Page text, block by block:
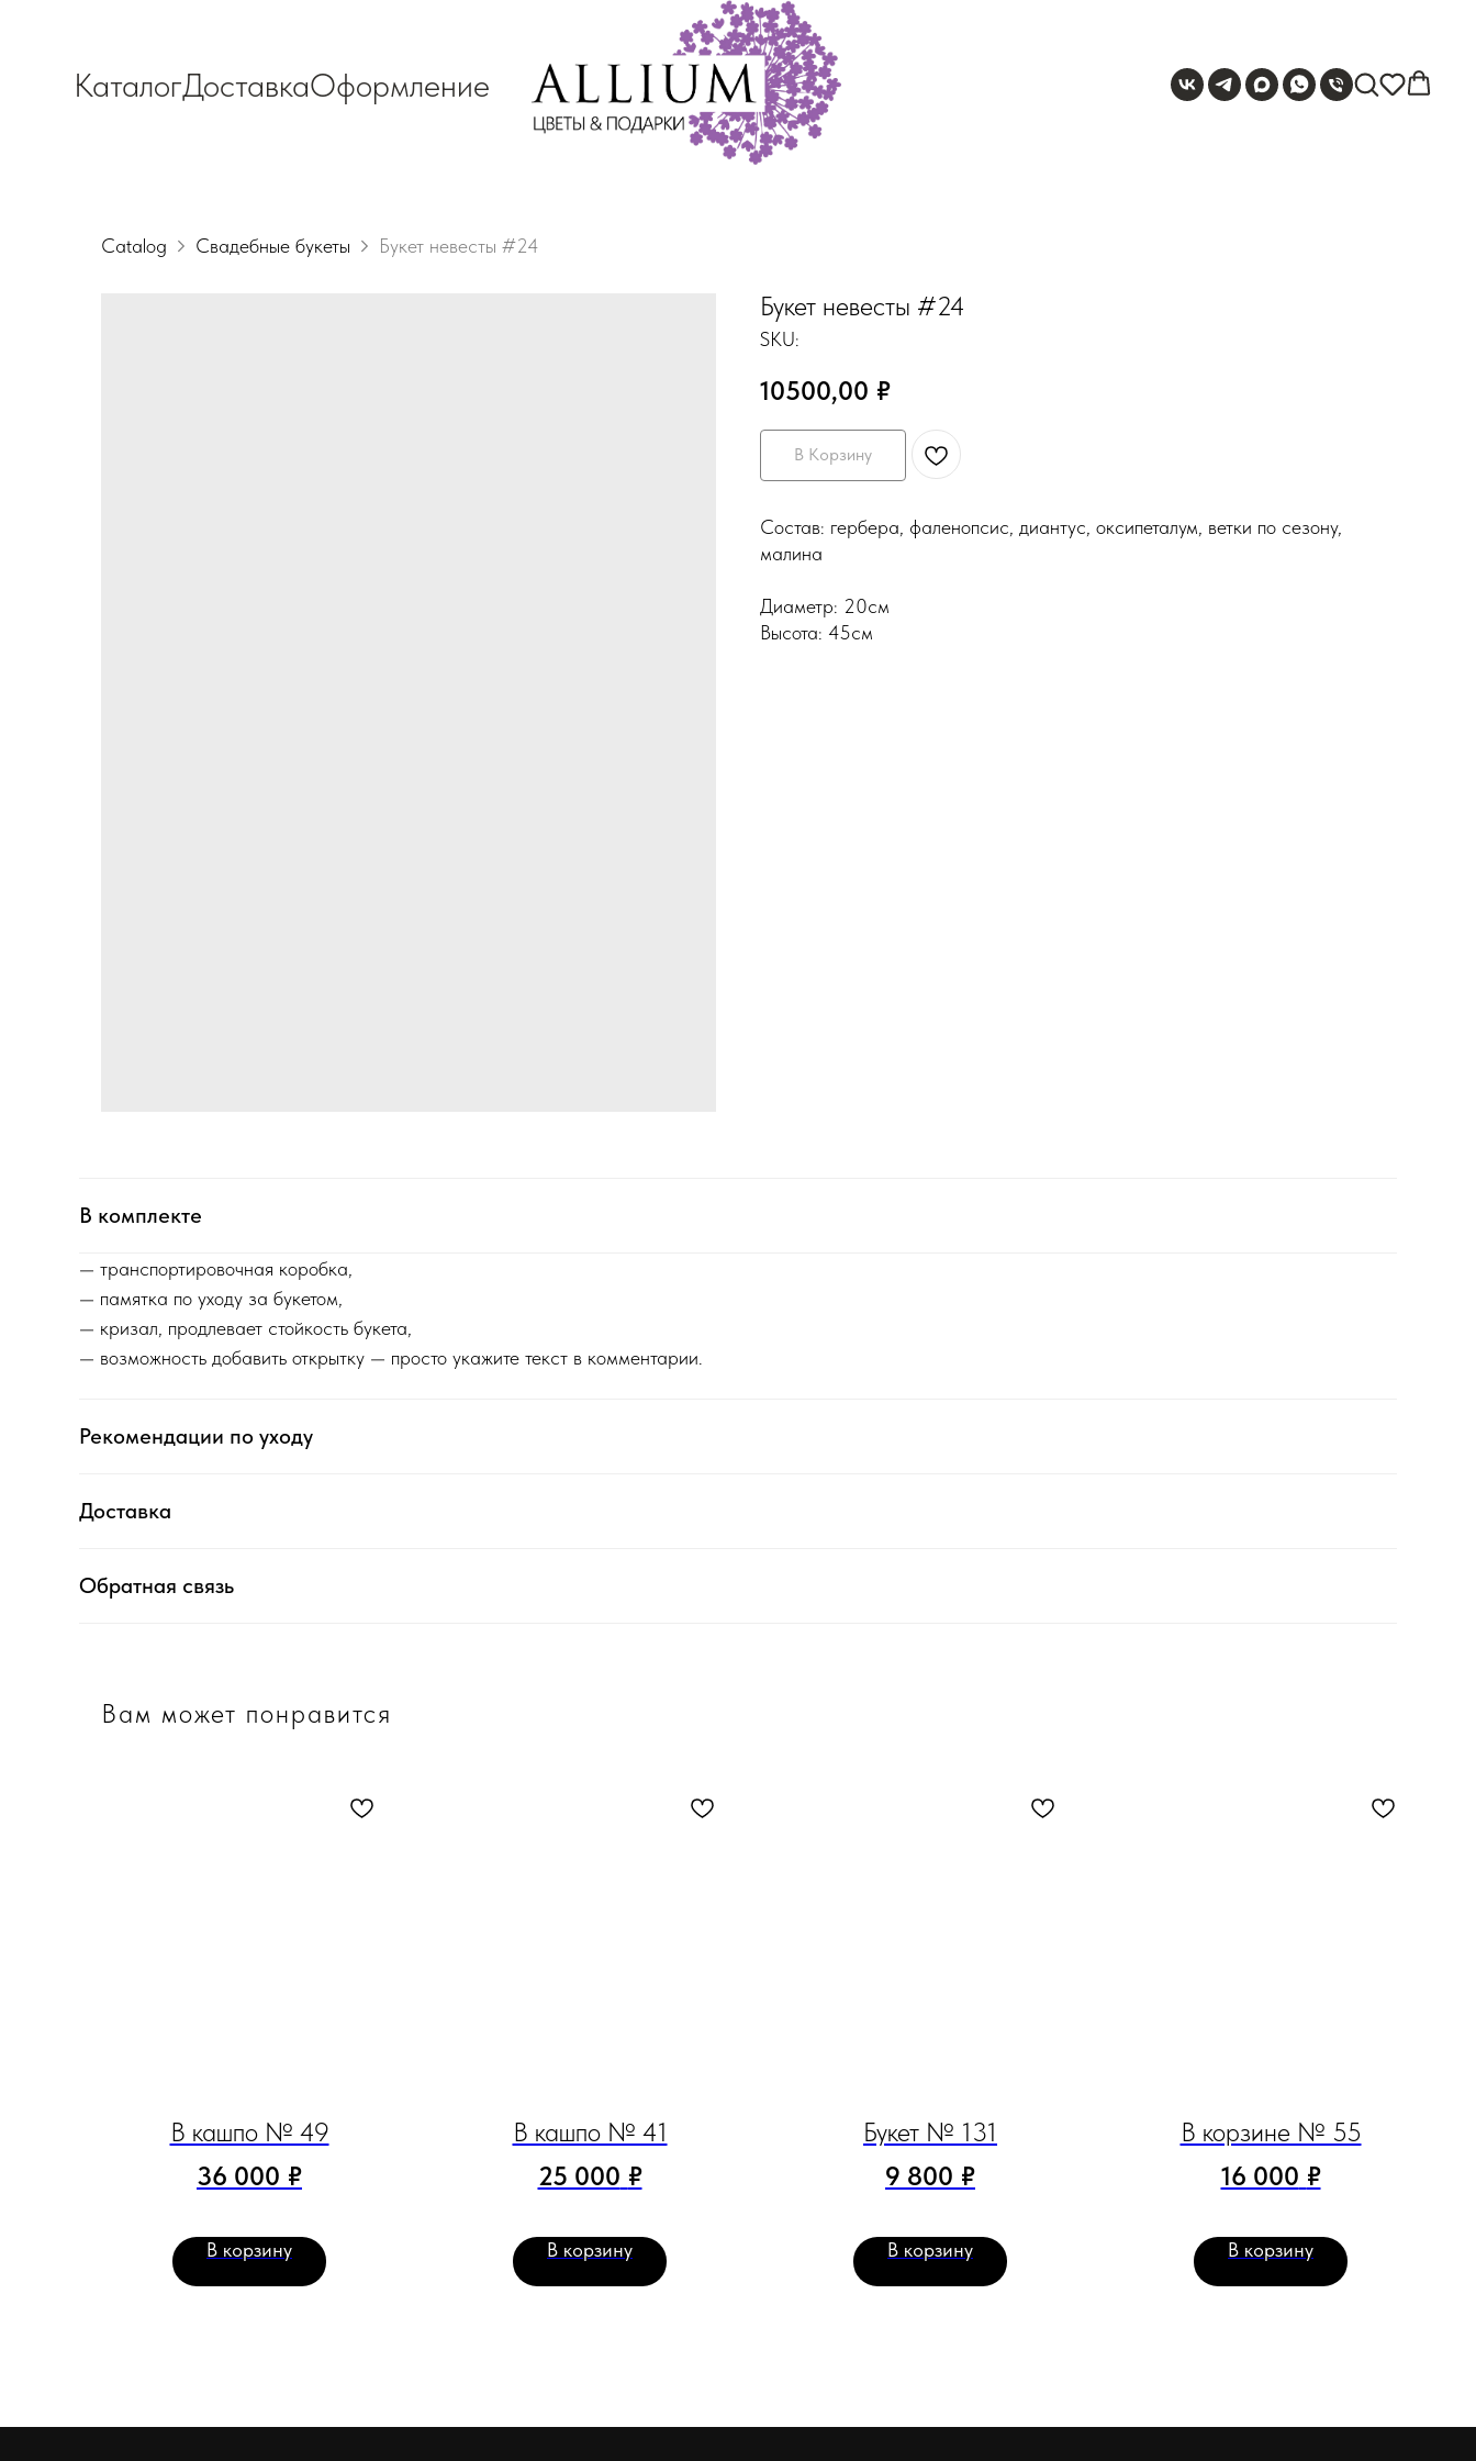
КаталогДоставкаОформление
Catalog Свадебные букеты Букет невесты #24
Букет невесты #24
SKU:
10500,00 ₽
В Корзину
Состав: гербера, фаленопсис, диантус, оксипеталум, ветки по сезону,
малина
Диаметр: 20см
Высота: 45см
В комплекте
— транспортировочная коробка,
— памятка по уходу за букетом,
— кризал, продлевает стойкость букета,
— возможность добавить открытку — просто укажите текст в комментарии.
Рекомендации по уходу
Доставка
Обратная связь
Вам может понравится
В кашпо № 49
36 000 ₽
В корзину
В кашпо № 41
25 000 ₽
В корзину
Букет № 131
9 800 ₽
В корзину
В корзине № 55
16 000 ₽
В корзину